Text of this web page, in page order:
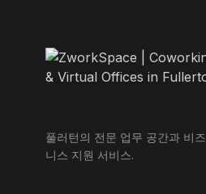
풀러턴의 전문 업무 공간과 비즈
니스 지원 서비스.